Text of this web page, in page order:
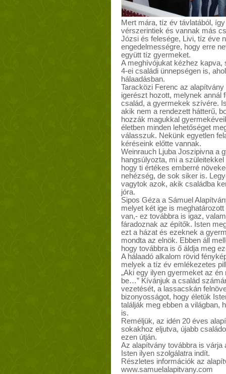
Mert mára, tíz év távlatából,
vérszerintiek és vannak más
Józsi és felesége, Livi, tíz éve
engedelmességre, hogy erre
együtt tíz gyermeket.
A meghívójukat kézhez kapva,
4-ei családi ünnepségen is,
hálaadásban.
Taracközi Ferenc az
igerészt hozott, melynek annál
család, a gyermekek szívére.
akik nem a rendezett hátterű,
hozzák magukkal
életben minden lehetőséget
válasszuk. Nekünk egyetlen
kéréseink előtte vannak.
Weinrauch Ljuba Joszipivna a
hangsúlyozta, mi a
hogy ti értékes emberré
nehézség, de sok siker is.
vagytok azok, akik családba
jóra.
Sipos Géza a Sámuel
melyet két ige is
van,- ez továbbra is igaz,
fáradoznak az építők. Isten
ezt a házat és ezeknek a
mondta az elnök. Ebben áll
hogy továbbra is ő áldja meg
A hálaadó alkalom rövid
melyek a tíz év emlékezetes
„Aki egy ilyen gyermeket az
be…” Kívánjuk a család
vezetését, a lassacskán
bizonyosságot, hogy életük
találják meg ebben a világban,
is.
Reméljük, az idén 20 éves
sokakhoz eljutva, újabb
ezen útján.
Az alapítvány továbbra is várja
Isten ilyen szolgálatra indít.
Részletes információk az
www.samuelalapitvany.com